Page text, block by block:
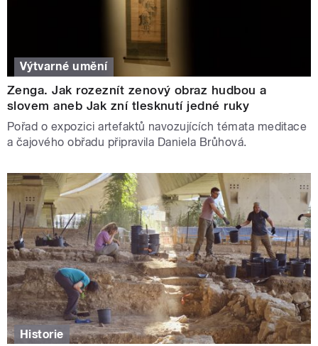
Výtvarné umění
Zenga. Jak rozeznít zenový obraz hudbou a
slovem aneb Jak zní tlesknutí jedné ruky
Pořad o expozici artefaktů navozujících témata meditace
a čajového obřadu připravila Daniela Brůhová.
Historie